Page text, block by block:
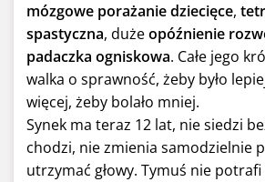
mózgowe porażanie dziecięce,
spastyczna, dużeopóźnienie
padaczka ogniskowa. Całe jego
walka o sprawność, żeby było
więcej, żeby bolało mniej.
Synek ma teraz 12 lat, nie siedzi
chodzi, nie zmienia samodzielnie
utrzymać głowy. Tymuś nie